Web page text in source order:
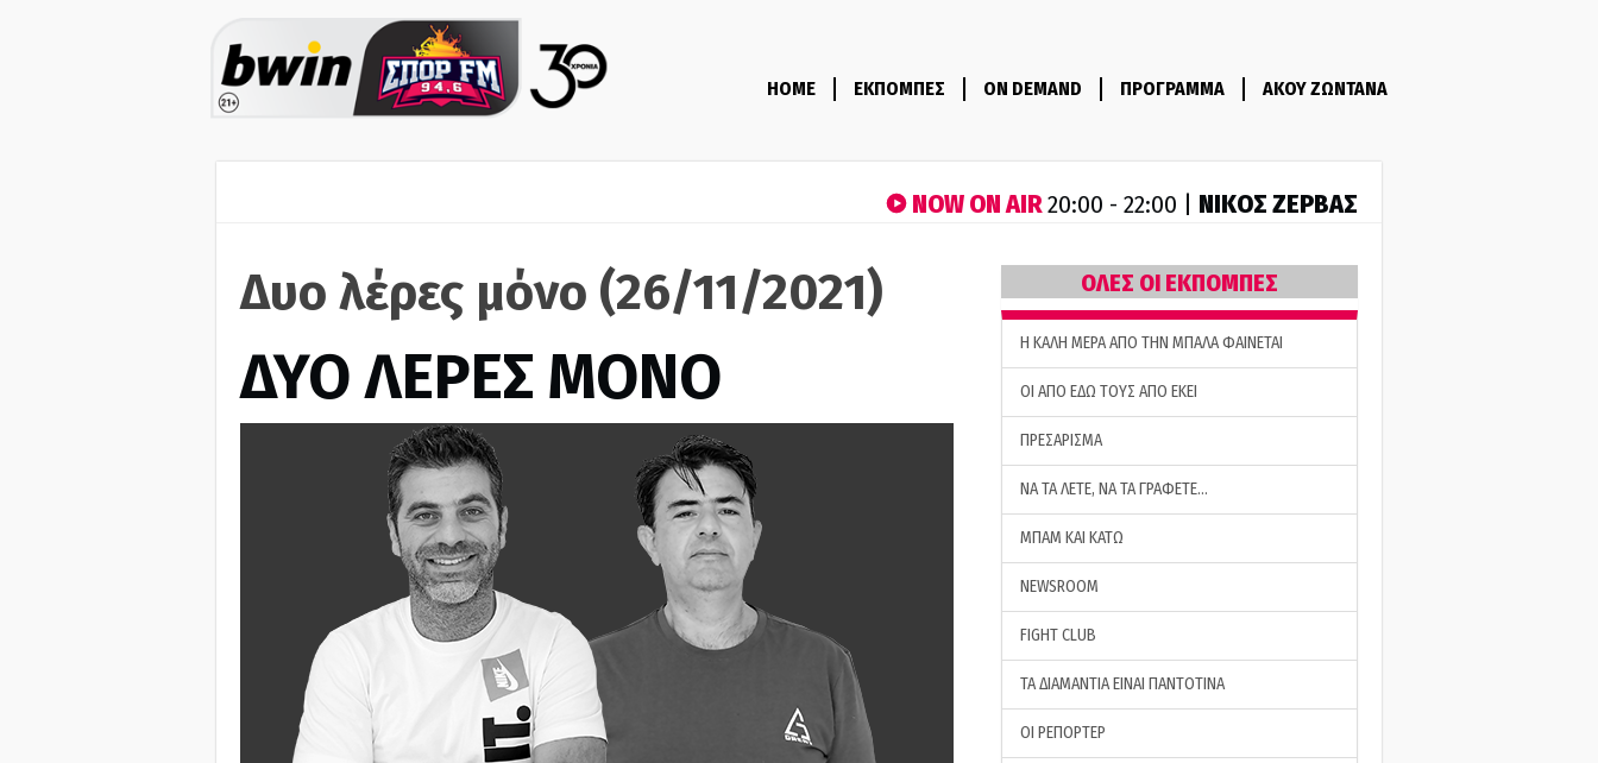
HOME ΕΚΠΟΜΠΕΣ ON DEMAND ΠΡΟΓΡΑΜΜΑ ΑΚΟΥ ΖΩΝΤΑΝΑ
NOW ON AIR20:00 - 22:00 | ΝΙΚΟΣ ΖΕΡΒΑΣ
Δυο λέρες μόνο (26/11/2021)
ΔΥΟ ΛΕΡΕΣ ΜΟΝΟ
ΟΛΕΣ ΟΙ ΕΚΠΟΜΠΕΣ
H ΚΑΛΗ ΜΕΡΑ ΑΠΟ ΤΗΝ ΜΠΑΛΑ ΦΑΙΝΕΤΑΙ
ΟΙ ΑΠΟ ΕΔΩ ΤΟΥΣ ΑΠΟ ΕΚΕΙ
ΠΡΕΣΑΡΙΣΜΑ
ΝΑ ΤΑ ΛΕΤΕ, ΝΑ ΤΑ ΓΡΑΦΕΤΕ…
ΜΠΑΜ ΚΑΙ ΚΑΤΩ
NEWSROOM
FIGHT CLUB
ΤΑ ΔΙΑΜΑΝΤΙΑ ΕΙΝΑΙ ΠΑΝΤΟΤΙΝΑ
ΟΙ ΡΕΠΟΡΤΕΡ